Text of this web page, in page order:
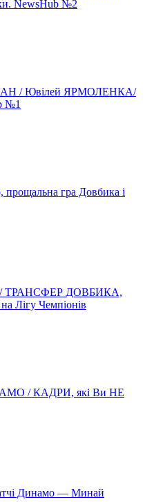
NewsHub №2
/ Ювілей ЯРМОЛЕНКА/
№1
гра Довбика і
ТРАНСФЕР ДОВБИКА,
Лігу Чемпіонів
/ КАДРИ, які Ви НЕ
Динамо — Минай